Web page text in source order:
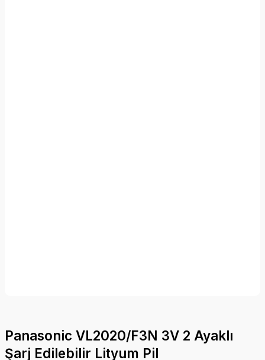
Panasonic VL2020/F3N 3V 2 Ayaklı
Şarj Edilebilir Lityum Pil